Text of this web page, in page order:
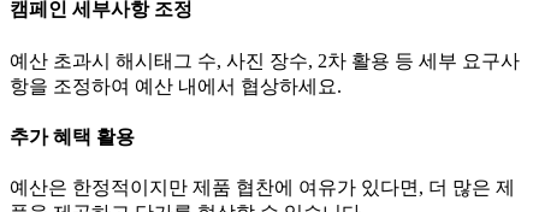
캠페인 세부사항 조정
예산 초과시 해시태그 수, 사진 장수, 2차 활용 등 세부 요구사
항을 조정하여 예산 내에서 협상하세요.
추가 혜택 활용
예산은 한정적이지만 제품 협찬에 여유가 있다면, 더 많은 제